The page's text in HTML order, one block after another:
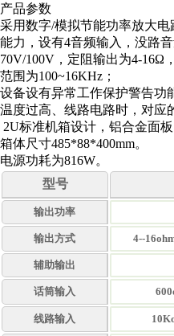
产品参数
采用数字/模拟节能功率放大
能力，设有4音频输入，没路
70V/100V，定阻输出为4-16Ω
范围为100~16KHz；
设备设有异常工作保护警告功
温度过高、线路电路时，对应
2U标准机箱设计，铝合金面板
箱体尺寸485*88*400mm。
电源功耗为816W。
型号
输出功率
输出方式 4--
辅助输出
话筒输入
线路输入